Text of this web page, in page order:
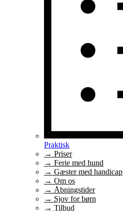
Praktisk
→ Priser
→ Ferie med hund
→ Gæster med handicap
→ Om os
→ Åbningstider
→ Sjov for børn
→ Tilbud